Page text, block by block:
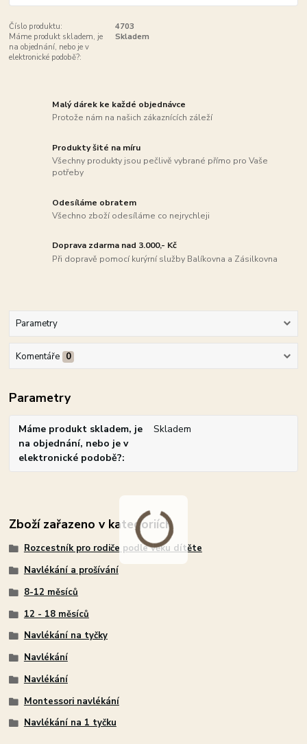
Číslo produktu:
4703
Máme produkt skladem, je
na objednání, nebo je v
elektronické podobě?:
Skladem
Malý dárek ke každé objednávce
Protože nám na našich zákaznících záleží
Produkty šité na míru
Všechny produkty jsou pečlivě vybrané přímo pro Vaše
potřeby
Odesíláme obratem
Všechno zboží odesíláme co nejrychleji
Doprava zdarma nad 3.000,- Kč
Při dopravě pomocí kurýrní služby Balíkovna a Zásilkovna
Parametry
Komentáře 0
Parametry
Máme produkt skladem, je
na objednání, nebo je v
elektronické podobě?
Skladem
Zboží zařazeno v kategoriích
Rozcestník pro rodiče podle věku dítěte
Navlékání a prošívání
8-12 měsíců
12 - 18 měsíců
Navlékání na tyčky
Navlékání
Navlékání
Montessori navlékání
Navlékání na 1 tyčku